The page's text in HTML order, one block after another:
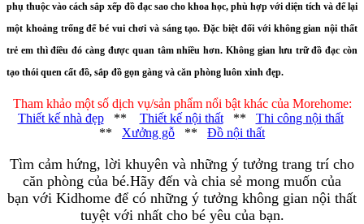
phụ thuộc vào cách sắp xếp đồ đạc sao cho khoa học, phù hợp với diện tích và để lại
một khoảng trống để bé vui chơi và sáng tạo. Đặc biệt đối với không giannội thất
trẻ emthì điều đó càng được quan tâm nhiều hơn. Không gian lưu trữ đồ đạc còn
tạo thói quen cất đồ, sắp đồ gọn gàng và căn phòng luôn xinh đẹp.
Tham khảo một số dịch vụ/sản phẩm nổi bật khác của Morehome:
Thiết kế nhà đẹp** Thiết kế nội thất** Thi công nội thất
** Xưởng gỗ ** Đồ nội thất
Tìm cảm hứng, lời khuyên và những ý tưởng trang trí cho
căn phòng của bé.Hãy đến và chia sẻ mong muốn của
bạn với Kidhome để có những ý tưởng không gian nội thất
tuyệt với nhất cho bé yêu của bạn.